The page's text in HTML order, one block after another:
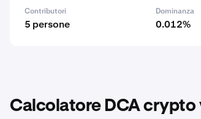
Contributori
5 persone
Dominanza
0.012%
Calcolatore DCA crypto